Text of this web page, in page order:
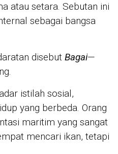
atau setara. Sebutan ini
sebagai bangsa
disebut Bagai—
istilah sosial,
yang berbeda. Orang
maritim yang sangat
mencari ikan, tetapi